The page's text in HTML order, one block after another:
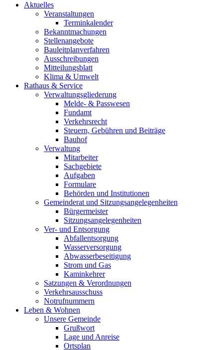
Aktuelles
Veranstaltungen
Terminkalender
Bekanntmachungen
Stellenangebote
Bauleitplanverfahren
Ausschreibungen
Mitteilungsblatt
Klima & Umwelt
Rathaus & Service
Verwaltungsgliederung
Melde- & Passwesen
Fundamt
Verkehrsrecht
Steuern, Gebühren und Beiträge
Bauhof
Verwaltung
Mitarbeiter
Sachgebiete
Aufgaben
Formulare
Behörden und Institutionen
Gemeinderat und Sitzungsangelegenheiten
Bürgermeister
Sitzungsangelegenheiten
Ver- und Entsorgung
Abfallentsorgung
Wasserversorgung
Abwasserbeseitigung
Strom und Gas
Kaminkehrer
Satzungen & Verordnungen
Verkehrsausschuss
Notrufnummern
Leben & Wohnen
Unsere Gemeinde
Grußwort
Lage und Anreise
Ortsplan